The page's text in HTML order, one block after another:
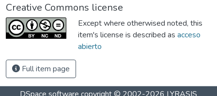
Creative Commons license
Except where otherwised noted, this
item's license is described as acceso
abierto
Full item page